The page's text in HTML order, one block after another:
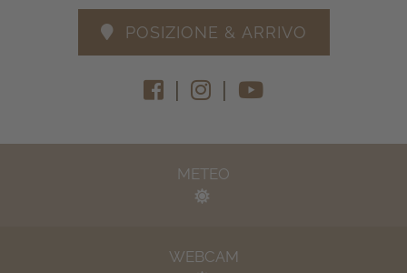
POSIZIONE & ARRIVO
| |
METEO
WEBCAM